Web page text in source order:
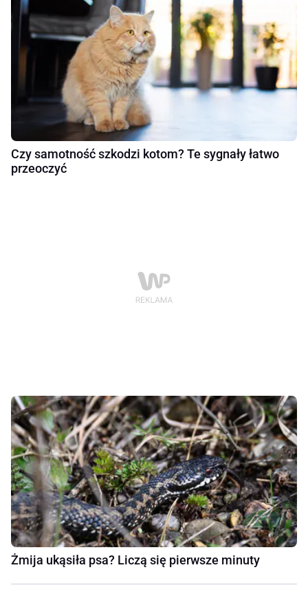
Czy samotność szkodzi kotom? Te sygnały łatwo
przeoczyć
Żmija ukąsiła psa? Liczą się pierwsze minuty